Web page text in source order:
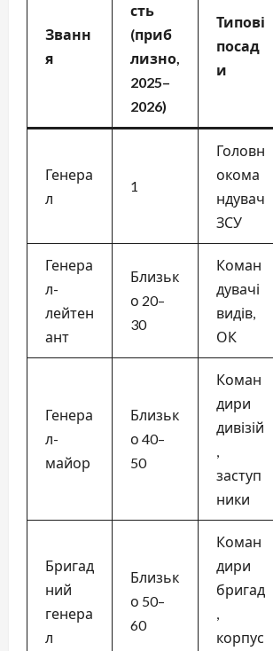
Званн
я
сть
(приб
лизно,
2025–
2026)
Типові
посад
и
Генера
л
1
Головн
окома
ндувач
ЗСУ
Генера
л-
лейтен
ант
Близьк
о 20–
30
Коман
дувачі
видів,
ОК
Генера
л-
майор
Близьк
о 40–
50
Коман
дири
дивізій
заступ
ники
Бригад
ний
генера
л
Близьк
о 50–
60
Коман
дири
бригад
корпус